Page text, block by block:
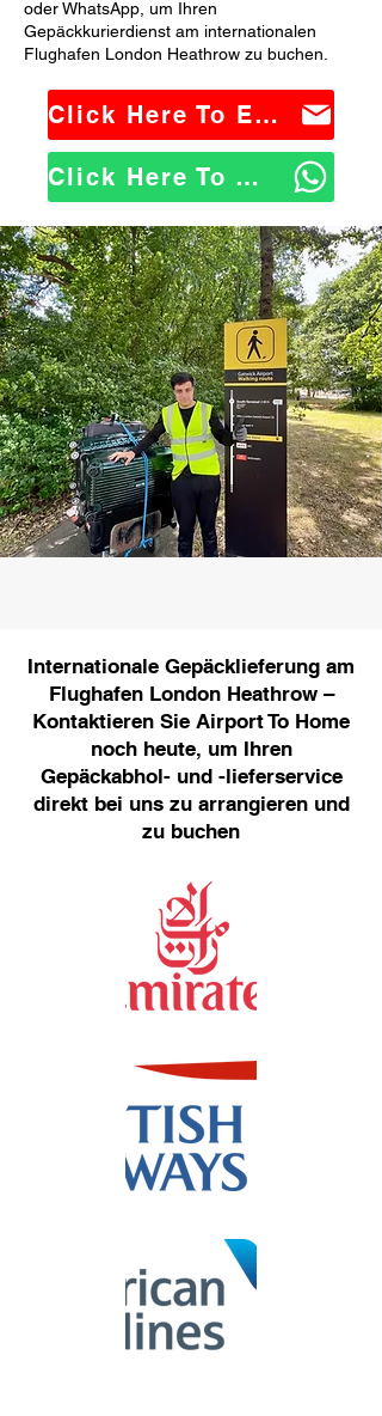
oder WhatsApp, um Ihren
Gepäckkurierdienst am internationalen
Flughafen London Heathrow zu buchen.
Click Here To Email Us
Click Here To WhatsApp Us
Internationale Gepäcklieferung am
Flughafen London Heathrow –
Kontaktieren Sie Airport To Home
noch heute, um Ihren
Gepäckabhol- und -lieferservice
direkt bei uns zu arrangieren und
zu buchen